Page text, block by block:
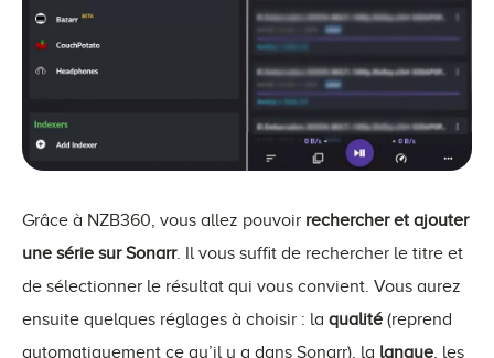
Grâce à NZB360, vous allez pouvoir rechercher et ajouter
une série sur Sonarr. Il vous suffit de rechercher le titre et
de sélectionner le résultat qui vous convient. Vous aurez
ensuite quelques réglages à choisir : la qualité (reprend
automatiquement ce qu’il y a dans Sonarr), la langue, les